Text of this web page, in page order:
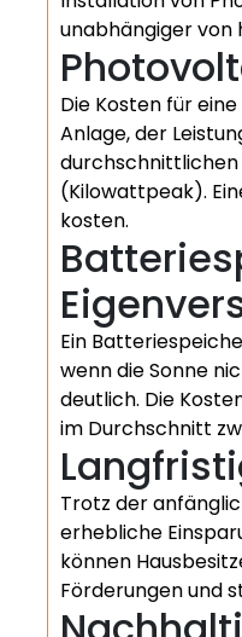
unabhängiger von
Die Kosten für
Anlage, der
durchschnittlichen
(Kilowattpeak).
kosten.
Ein
wenn die Sonne
deutlich. Die
im Durchschnitt
Trotz der
erhebliche
können
Förderungen und